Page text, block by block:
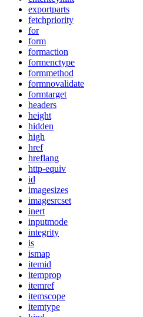
exportparts
fetchpriority
for
form
formaction
formenctype
formmethod
formnovalidate
formtarget
headers
height
hidden
high
href
hreflang
http-equiv
id
imagesizes
imagesrcset
inert
inputmode
integrity
is
ismap
itemid
itemprop
itemref
itemscope
itemtype